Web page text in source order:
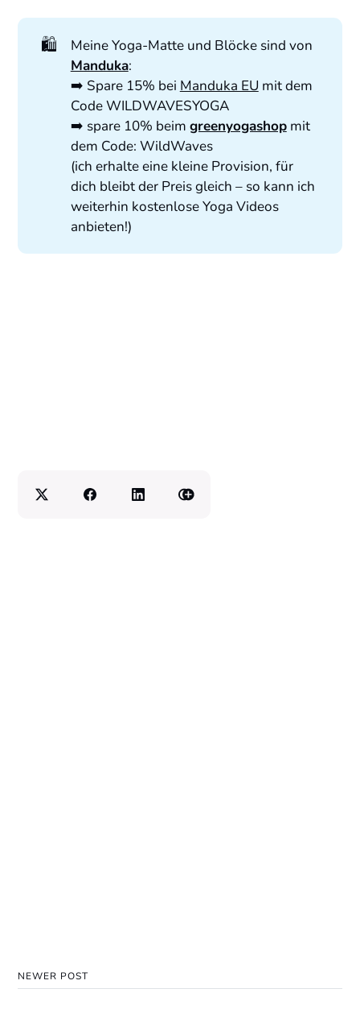
🛍️
Meine Yoga-Matte und Blöcke sind von
Manduka:
➡️ Spare 15% bei Manduka EU mit dem
Code WILDWAVESYOGA
➡️ spare 10% beim greenyogashopmit
dem Code: WildWaves
(ich erhalte eine kleine Provision, für
dich bleibt der Preis gleich – so kann ich
weiterhin kostenlose Yoga Videos
anbieten!)
NEWER POST